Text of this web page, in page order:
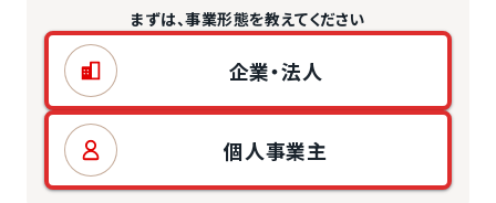
まずは、事業形態を教えてください
企業・法人
個人事業主